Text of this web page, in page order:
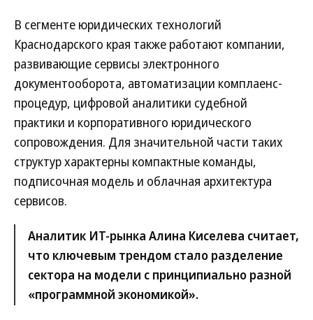
В сегменте юридических технологий
Краснодарского края также работают компании,
развивающие сервисы электронного
документооборота, автоматизации комплаенс-
процедур, цифровой аналитики судебной
практики и корпоративного юридического
сопровождения. Для значительной части таких
структур характерны компактные команды,
подписочная модель и облачная архитектура
сервисов.
Аналитик ИТ-рынка Алина Киселева считает,
что ключевым трендом стало разделение
сектора на модели с принципиально разной
«программной экономикой».